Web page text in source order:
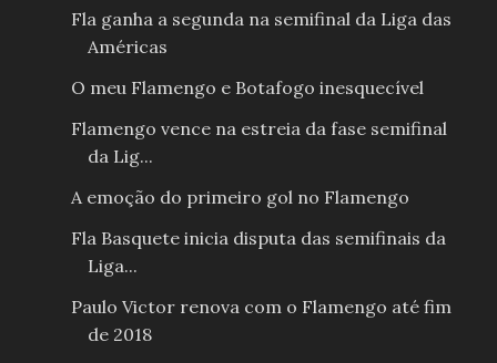
Fla ganha a segunda na semifinal da Liga das
Américas
O meu Flamengo e Botafogo inesquecível
Flamengo vence na estreia da fase semifinal
da Lig...
A emoção do primeiro gol no Flamengo
Fla Basquete inicia disputa das semifinais da
Liga...
Paulo Victor renova com o Flamengo até fim
de 2018